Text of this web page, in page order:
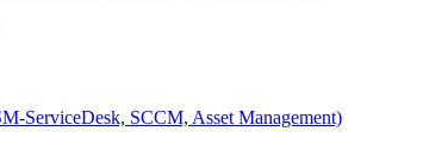
ServiceDesk, SCCM, Asset Management)